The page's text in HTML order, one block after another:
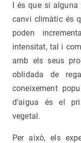
I és que si alguna
canvi climàtic és
poden
intensitat, tal i
amb els seus
oblidada de
coneixement
d’aigua és el
vegetal.
Per això, els